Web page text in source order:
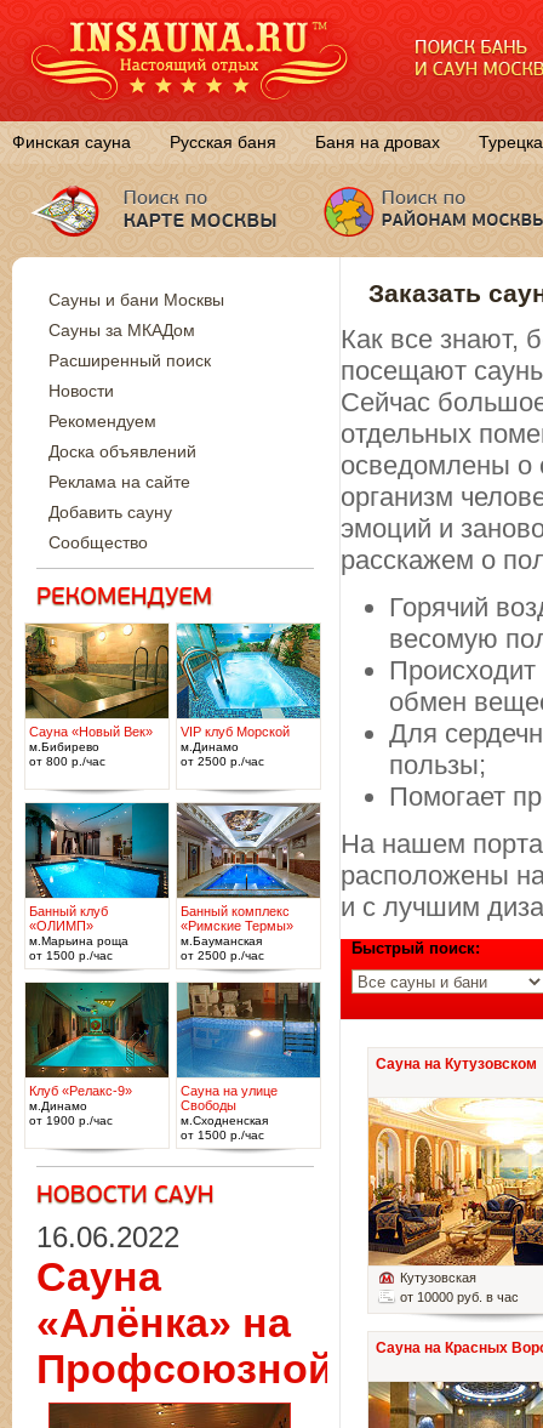
Финская сауна Русская баня Баня на дровах
Заказать
Как все знают,
посещают
Сейчас
отдельных
осведомлены о
организм
эмоций и
расскажем о
Горячий
весомую
Происходит
обмен
Для
пользы;
Помогает
На нашем
расположены
и с лучшим
Быстрый поиск:
Сауна на Кутузовском
Кутузовская
от 10000 руб. в час
Сауна на Красных
Сауны и бани Москвы
Сауны за МКАДом
Расширенный поиск
Новости
Рекомендуем
Доска объявлений
Реклама на сайте
Добавить сауну
Сообщество
Сауна «Новый Век»
м.Бибирево
от 800 р./час
VIP клуб Морской
м.Динамо
от 2500 р./час
Банный клуб
«ОЛИМП»
м.Марьина роща
от 1500 р./час
Банный комплекс
«Римские Термы»
м.Бауманская
от 2500 р./час
Клуб «Релакс-9»
м.Динамо
от 1900 р./час
Сауна на улице
Свободы
м.Сходненская
от 1500 р./час
16.06.2022
Сауна
«Алёнка» на
Профсоюзной